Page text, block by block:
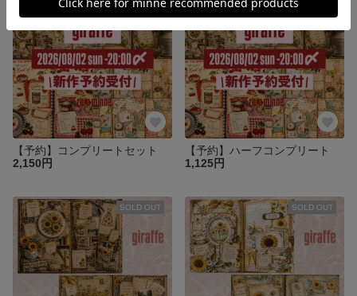
【予約】コンプリートセット
2,150円
【予約】ハーフコンプリート
1,125円
SOLD OUT SOLD OUT